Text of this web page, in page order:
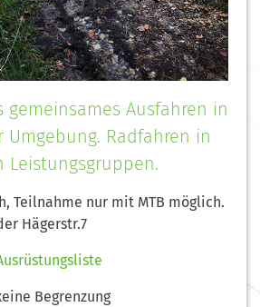
gemeinsames Ausfahren in
Umgebung. Radfahren in
Leistungsgruppen.
Teilnahme nur mit MTB möglich.
Hägerstr.7
Begrenzung